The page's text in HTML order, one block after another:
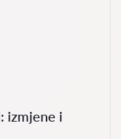
izmjene i